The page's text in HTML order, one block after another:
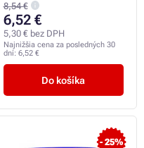
8,54 €
6,52 €
5,30 € bez DPH
Najnižšia cena za posledných 30
dní: 6,52 €
Do košíka
- 25%